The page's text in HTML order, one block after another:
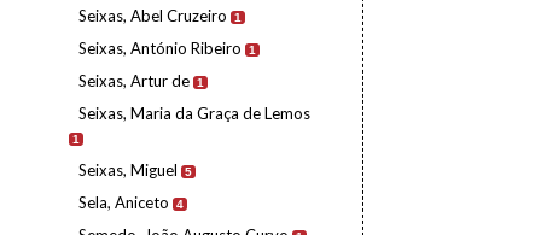
Seixas, Abel Cruzeiro 1
Seixas, António Ribeiro 1
Seixas, Artur de 1
Seixas, Maria da Graça de Lemos
1
Seixas, Miguel 5
Sela, Aniceto 4